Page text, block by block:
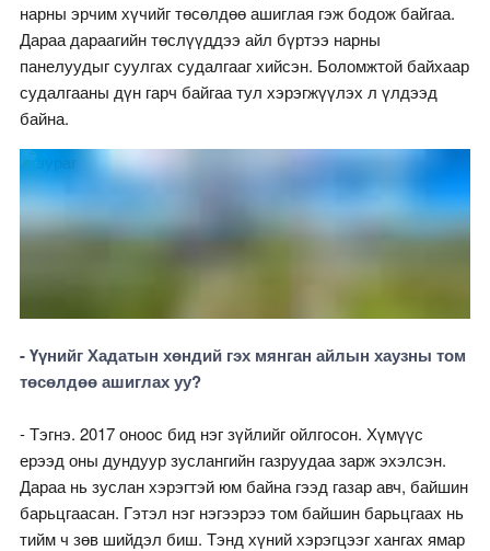
нарны эрчим хүчийг төсөлдөө ашиглая гэж бодож байгаа.
Дараа дараагийн төслүүддээ айл бүртээ нарны
панелуудыг суулгах судалгааг хийсэн. Боломжтой байхаар
судалгааны дүн гарч байгаа тул хэрэгжүүлэх л үлдээд
байна.
- Үүнийг Хадатын хөндий гэх мянган айлын хаузны том
төсөлдөө ашиглах уу?
- Тэгнэ. 2017 оноос бид нэг зүйлийг ойлгосон. Хүмүүс
ерээд оны дундуур зуслангийн газруудаа зарж эхэлсэн.
Дараа нь зуслан хэрэгтэй юм байна гээд газар авч, байшин
барьцгаасан. Гэтэл нэг нэгээрээ том байшин барьцгаах нь
тийм ч зөв шийдэл биш. Тэнд хүний хэрэгцээг хангах ямар